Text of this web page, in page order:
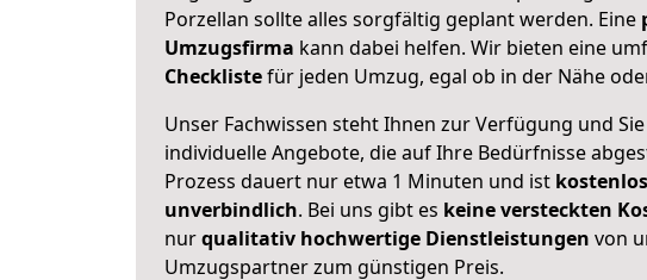
Porzellan sollte alles sorgfältig geplant werden. Eine
Umzugsfirma kann dabei helfen. Wir bieten eine
Checklistefür jeden Umzug, egal ob in der Nähe
Unser Fachwissen steht Ihnen zur Verfügung und
individuelle Angebote, die auf Ihre Bedürfnisse
Prozess dauert nur etwa 1 Minuten und ist kostenlos
unverbindlich. Bei uns gibt es keine versteckten
nurqualitativ hochwertige Dienstleistungen von
Umzugspartner zum günstigen Preis.